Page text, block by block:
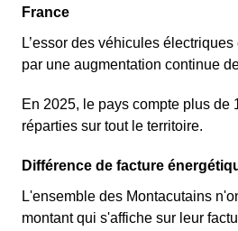
France
L’essor des véhicules
par une augmentation continue
En 2025, le pays compte plus de
réparties sur tout le territoire.
Différence de facture
L'ensemble des Montacutains
montant qui s'affiche sur leur